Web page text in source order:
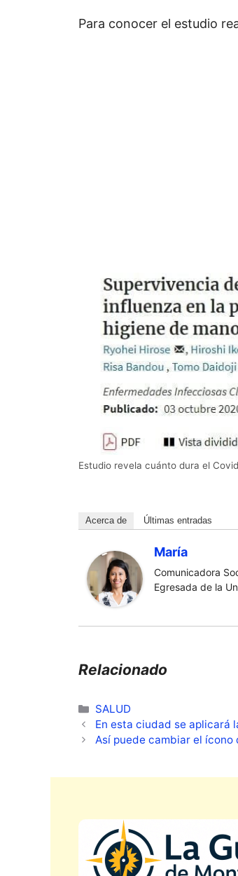
Para conocer el estudio
Estudio revela cuánto dura el
Acerca de Últimas entradas
María
Comunicadora
Egresada de la
Relacionado
Categorías
SALUD
En esta ciudad se aplicará
Así puede cambiar el ícono